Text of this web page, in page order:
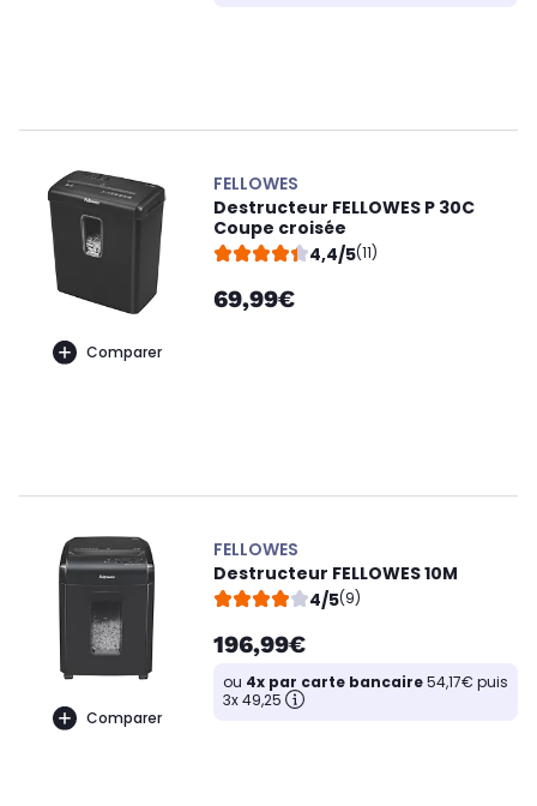
Comparer
FELLOWES
Destructeur FELLOWES P 30C
Coupe croisée
4,4/5(11)
69,99€
Comparer
FELLOWES
Destructeur FELLOWES 10M
4/5(9)
196,99€
ou 4x par carte bancaire54,17€ puis
3x 49,25